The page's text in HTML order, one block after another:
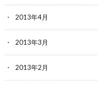
2013年4月
2013年3月
2013年2月